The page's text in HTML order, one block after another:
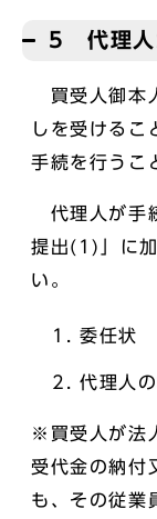
5 代理人
買受人御本
しを受けるこ
手続を行うこ
代理人が手
提出(1)」に
い。
委任状
代理人
※買受人が法
受代金の納付
も、その従業